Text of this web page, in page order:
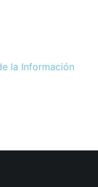
la Información